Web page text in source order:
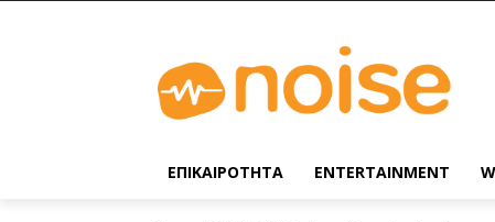
ΕΠΙΚΑΙΡΟΤΗΤΑ ENTERTAINMENT